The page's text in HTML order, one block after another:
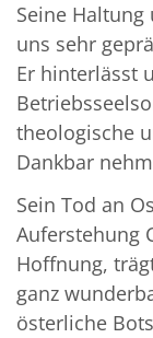
Seine
uns sehr
Er hinterlässt
theologische
Dankbar
Sein Tod an
Auferstehung
Hoffnung,
ganz
österliche